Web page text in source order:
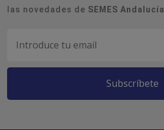
las novedades de SEMES Andalucía
Subscríbete